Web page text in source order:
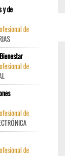
y de
de
de
de
de